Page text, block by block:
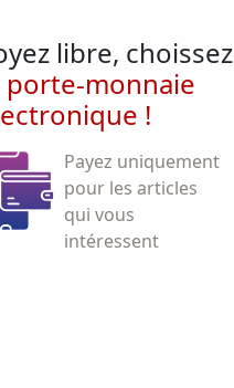
libre, choissez
porte-monnaie
!
Payez uniquement
pour les articles
qui vous
intéressent